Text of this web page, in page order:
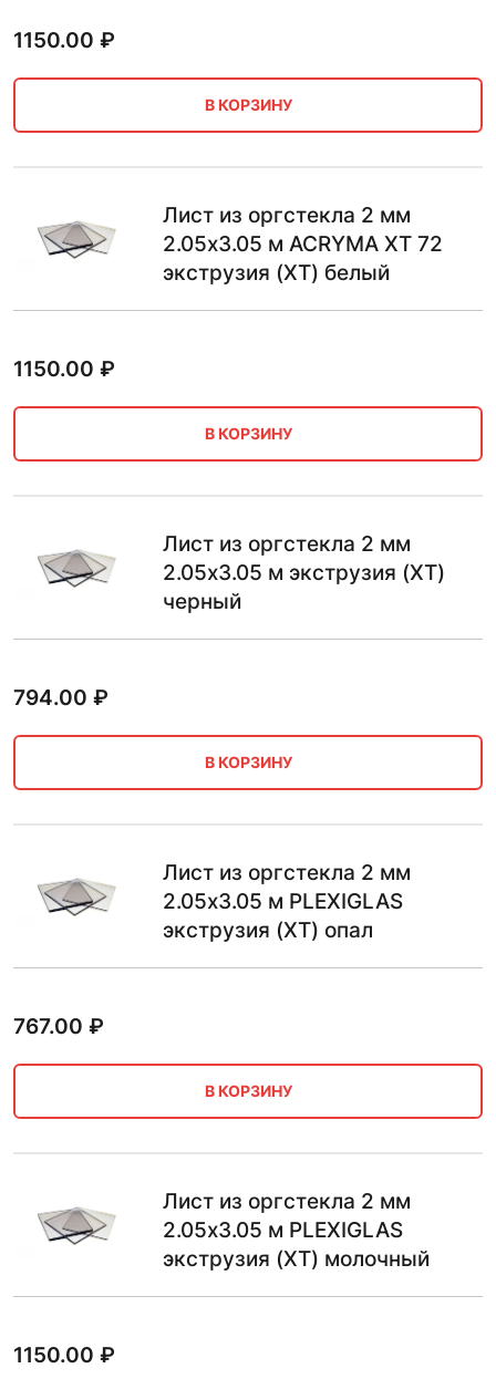
1150.00 ₽
В КОРЗИНУ
Лист из оргстекла 2 мм
2.05х3.05 м ACRYMA XT 72
экструзия (XT) белый
1150.00 ₽
В КОРЗИНУ
Лист из оргстекла 2 мм
2.05х3.05 м экструзия (XT)
черный
794.00 ₽
В КОРЗИНУ
Лист из оргстекла 2 мм
2.05х3.05 м PLEXIGLAS
экструзия (XT) опал
767.00 ₽
В КОРЗИНУ
Лист из оргстекла 2 мм
2.05х3.05 м PLEXIGLAS
экструзия (XT) молочный
1150.00 ₽